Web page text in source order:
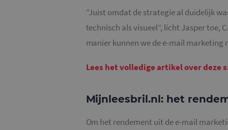
“Juist omdat de strategie al duidelijk
technisch als visueel”, licht Jasper toe,
manier kunnen we de e-mail marketing
Lees het volledige artikel over deze
Mijnleesbril.nl: het
Om het rendement uit de e-mail